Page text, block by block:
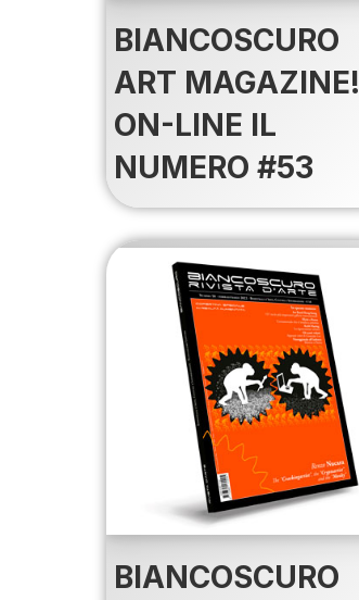
BIANCOSCURO
ART MAGAZINE!
ON-LINE IL
NUMERO #53
BIANCOSCURO